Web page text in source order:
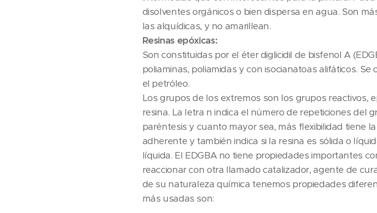
disolventes orgánicos o bien dispersa en agua. Son
las alquídicas, y no amarillean.
Resinas epóxicas:
Son constituidas por el éter diglicidil de bisfenol A
poliaminas, poliamidas y con isocianatoas alifáticos.
el petróleo.
Los grupos de los extremos son los grupos reactivos,
resina. La letra n indica el número de repeticiones del
paréntesis y cuanto mayor sea, más flexibilidad tiene
adherente y también indica si la resina es sólida o
líquida. El EDGBA no tiene propiedades importantes
reaccionar con otra llamado catalizador, agente de
de su naturaleza química tenemos propiedades
más usadas son: